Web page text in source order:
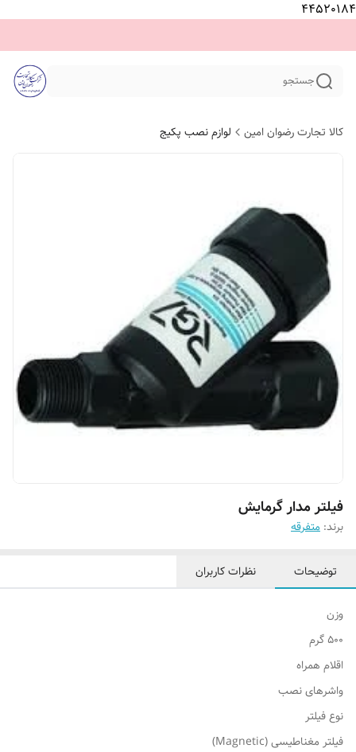
44520184
جستجو
کالا تجارت رضوان امین لوازم نصب پکیج
فیلتر مدار گرمایش
برند: متفرقه
توضیحات نظرات کاربران
وزن
۵۰۰ گرم
اقلام همراه
واشرهای نصب
نوع فیلتر
فیلتر مغناطیسی (Magnetic)